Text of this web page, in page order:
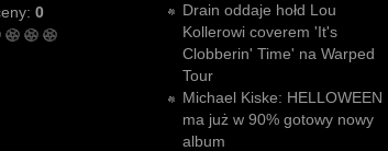
0
Drain oddaje hołd Lou
Kollerowi coverem 'It's
Clobberin' Time' na Warped
Tour
Michael Kiske: HELLOWEEN
ma już w 90% gotowy nowy
album